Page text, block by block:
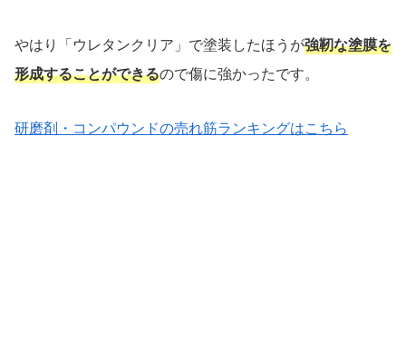
やはり「ウレタンクリア」で塗装したほうが強靭な塗膜を
形成することができるので傷に強かったです。
研磨剤・コンパウンドの売れ筋ランキングはこちら